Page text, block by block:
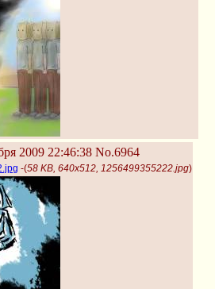
2009 22:46:38 No.6964
-(58 KB, 640x512, 1256499355222.jpg)